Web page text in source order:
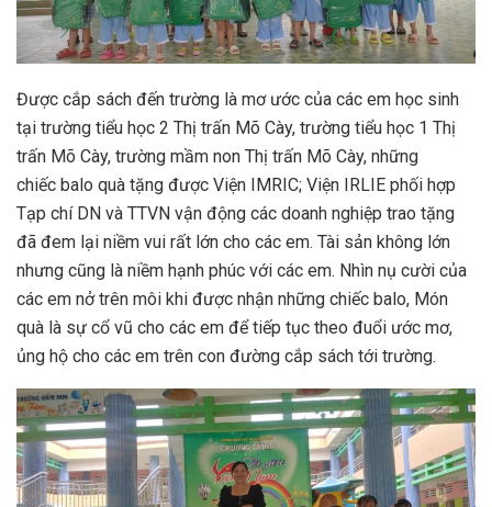
Được cắp sách đến trường là mơ ước của các em học sinh
tại trường tiểu học 2 Thị trấn Mõ Cày, trường tiểu học 1 Thị
trấn Mõ Cày, trường mầm non Thị trấn Mõ Cày, những
chiếc balo quà tặng được Viện IMRIC; Viện IRLIE phối hợp
Tạp chí DN và TTVN vận động các doanh nghiệp trao tặng
đã đem lại niềm vui rất lớn cho các em. Tài sản không lớn
nhưng cũng là niềm hạnh phúc với các em. Nhìn nụ cười của
các em nở trên môi khi được nhận những chiếc balo, Món
quà là sự cổ vũ cho các em để tiếp tục theo đuổi ước mơ,
ủng hộ cho các em trên con đường cắp sách tới trường.